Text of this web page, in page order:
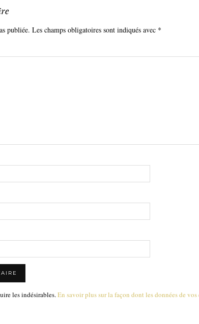
publiée. Les champs obligatoires sont indiqués avec *
les indésirables. En savoir plus sur la façon dont les données de